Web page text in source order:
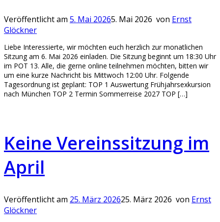
Veröffentlicht am 5. Mai 20265. Mai 2026 von Ernst
Glöckner
Liebe Interessierte, wir möchten euch herzlich zur monatlichen
Sitzung am 6. Mai 2026 einladen. Die Sitzung beginnt um 18:30 Uhr
im POT 13. Alle, die gerne online teilnehmen möchten, bitten wir
um eine kurze Nachricht bis Mittwoch 12:00 Uhr. Folgende
Tagesordnung ist geplant: TOP 1 Auswertung Frühjahrsexkursion
nach München TOP 2 Termin Sommerreise 2027 TOP […]
Keine Vereinssitzung im
April
Veröffentlicht am 25. März 202625. März 2026 von Ernst
Glöckner